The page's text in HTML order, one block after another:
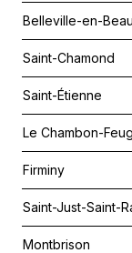
Belleville-en-
Saint-Chamond
Saint-Étienne
Le Chambon-
Firminy
Saint-Just-Saint-
Montbrison